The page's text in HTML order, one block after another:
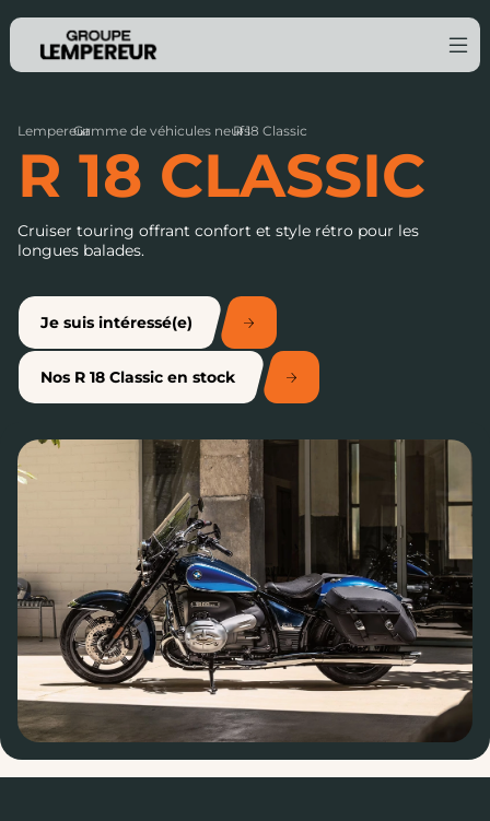
Lempereur
›
Gamme de véhicules neufs
›
R 18 Classic
R 18 CLASSIC
Cruiser touring offrant confort et style rétro pour les
longues balades.
Je suis intéressé(e)
Nos R 18 Classic en stock